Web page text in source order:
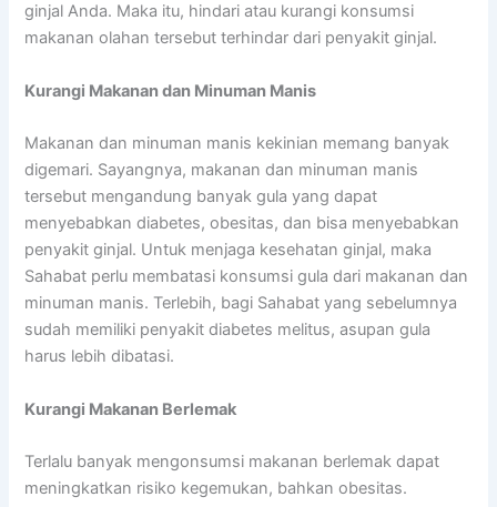
ginjal Anda. Maka itu, hindari atau kurangi konsumsi
makanan olahan tersebut terhindar dari penyakit ginjal.
Kurangi Makanan dan Minuman Manis
Makanan dan minuman manis kekinian memang banyak
digemari. Sayangnya, makanan dan minuman manis
tersebut mengandung banyak gula yang dapat
menyebabkan diabetes, obesitas, dan bisa menyebabkan
penyakit ginjal. Untuk menjaga kesehatan ginjal, maka
Sahabat perlu membatasi konsumsi gula dari makanan dan
minuman manis. Terlebih, bagi Sahabat yang sebelumnya
sudah memiliki penyakit diabetes melitus, asupan gula
harus lebih dibatasi.
Kurangi Makanan Berlemak
Terlalu banyak mengonsumsi makanan berlemak dapat
meningkatkan risiko kegemukan, bahkan obesitas.